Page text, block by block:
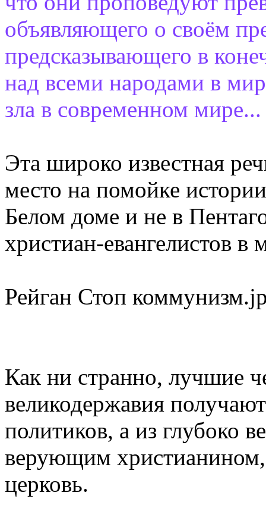
объявляющего о своём
предсказывающего в
над всеми народами в
зла в современном мире...
Эта широко известная
место на помойке
Белом доме и не в
христиан-евангелистов в
Рейган Стоп
Как ни странно, лучшие
великодержавия
политиков, а из глубоко
верующим
церковь.